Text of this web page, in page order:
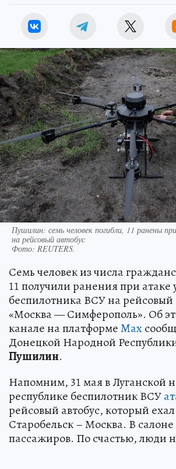
Пушилин: семь человек погибли, 11 ранены
на рейсовый автобус
Фото: REUTERS.
Семь человек из числа
11 получили ранения при атаке
беспилотника ВСУ на рейсовый
«Москва — Симферополь». Об
канале на платформеMax
Донецкой Народной
Пушилин.
Напомним, 31 мая в Луганской
республике беспилотник ВСУ
рейсовый автобус, который
Старобельск – Москва. В
пассажиров. По счастью, люди